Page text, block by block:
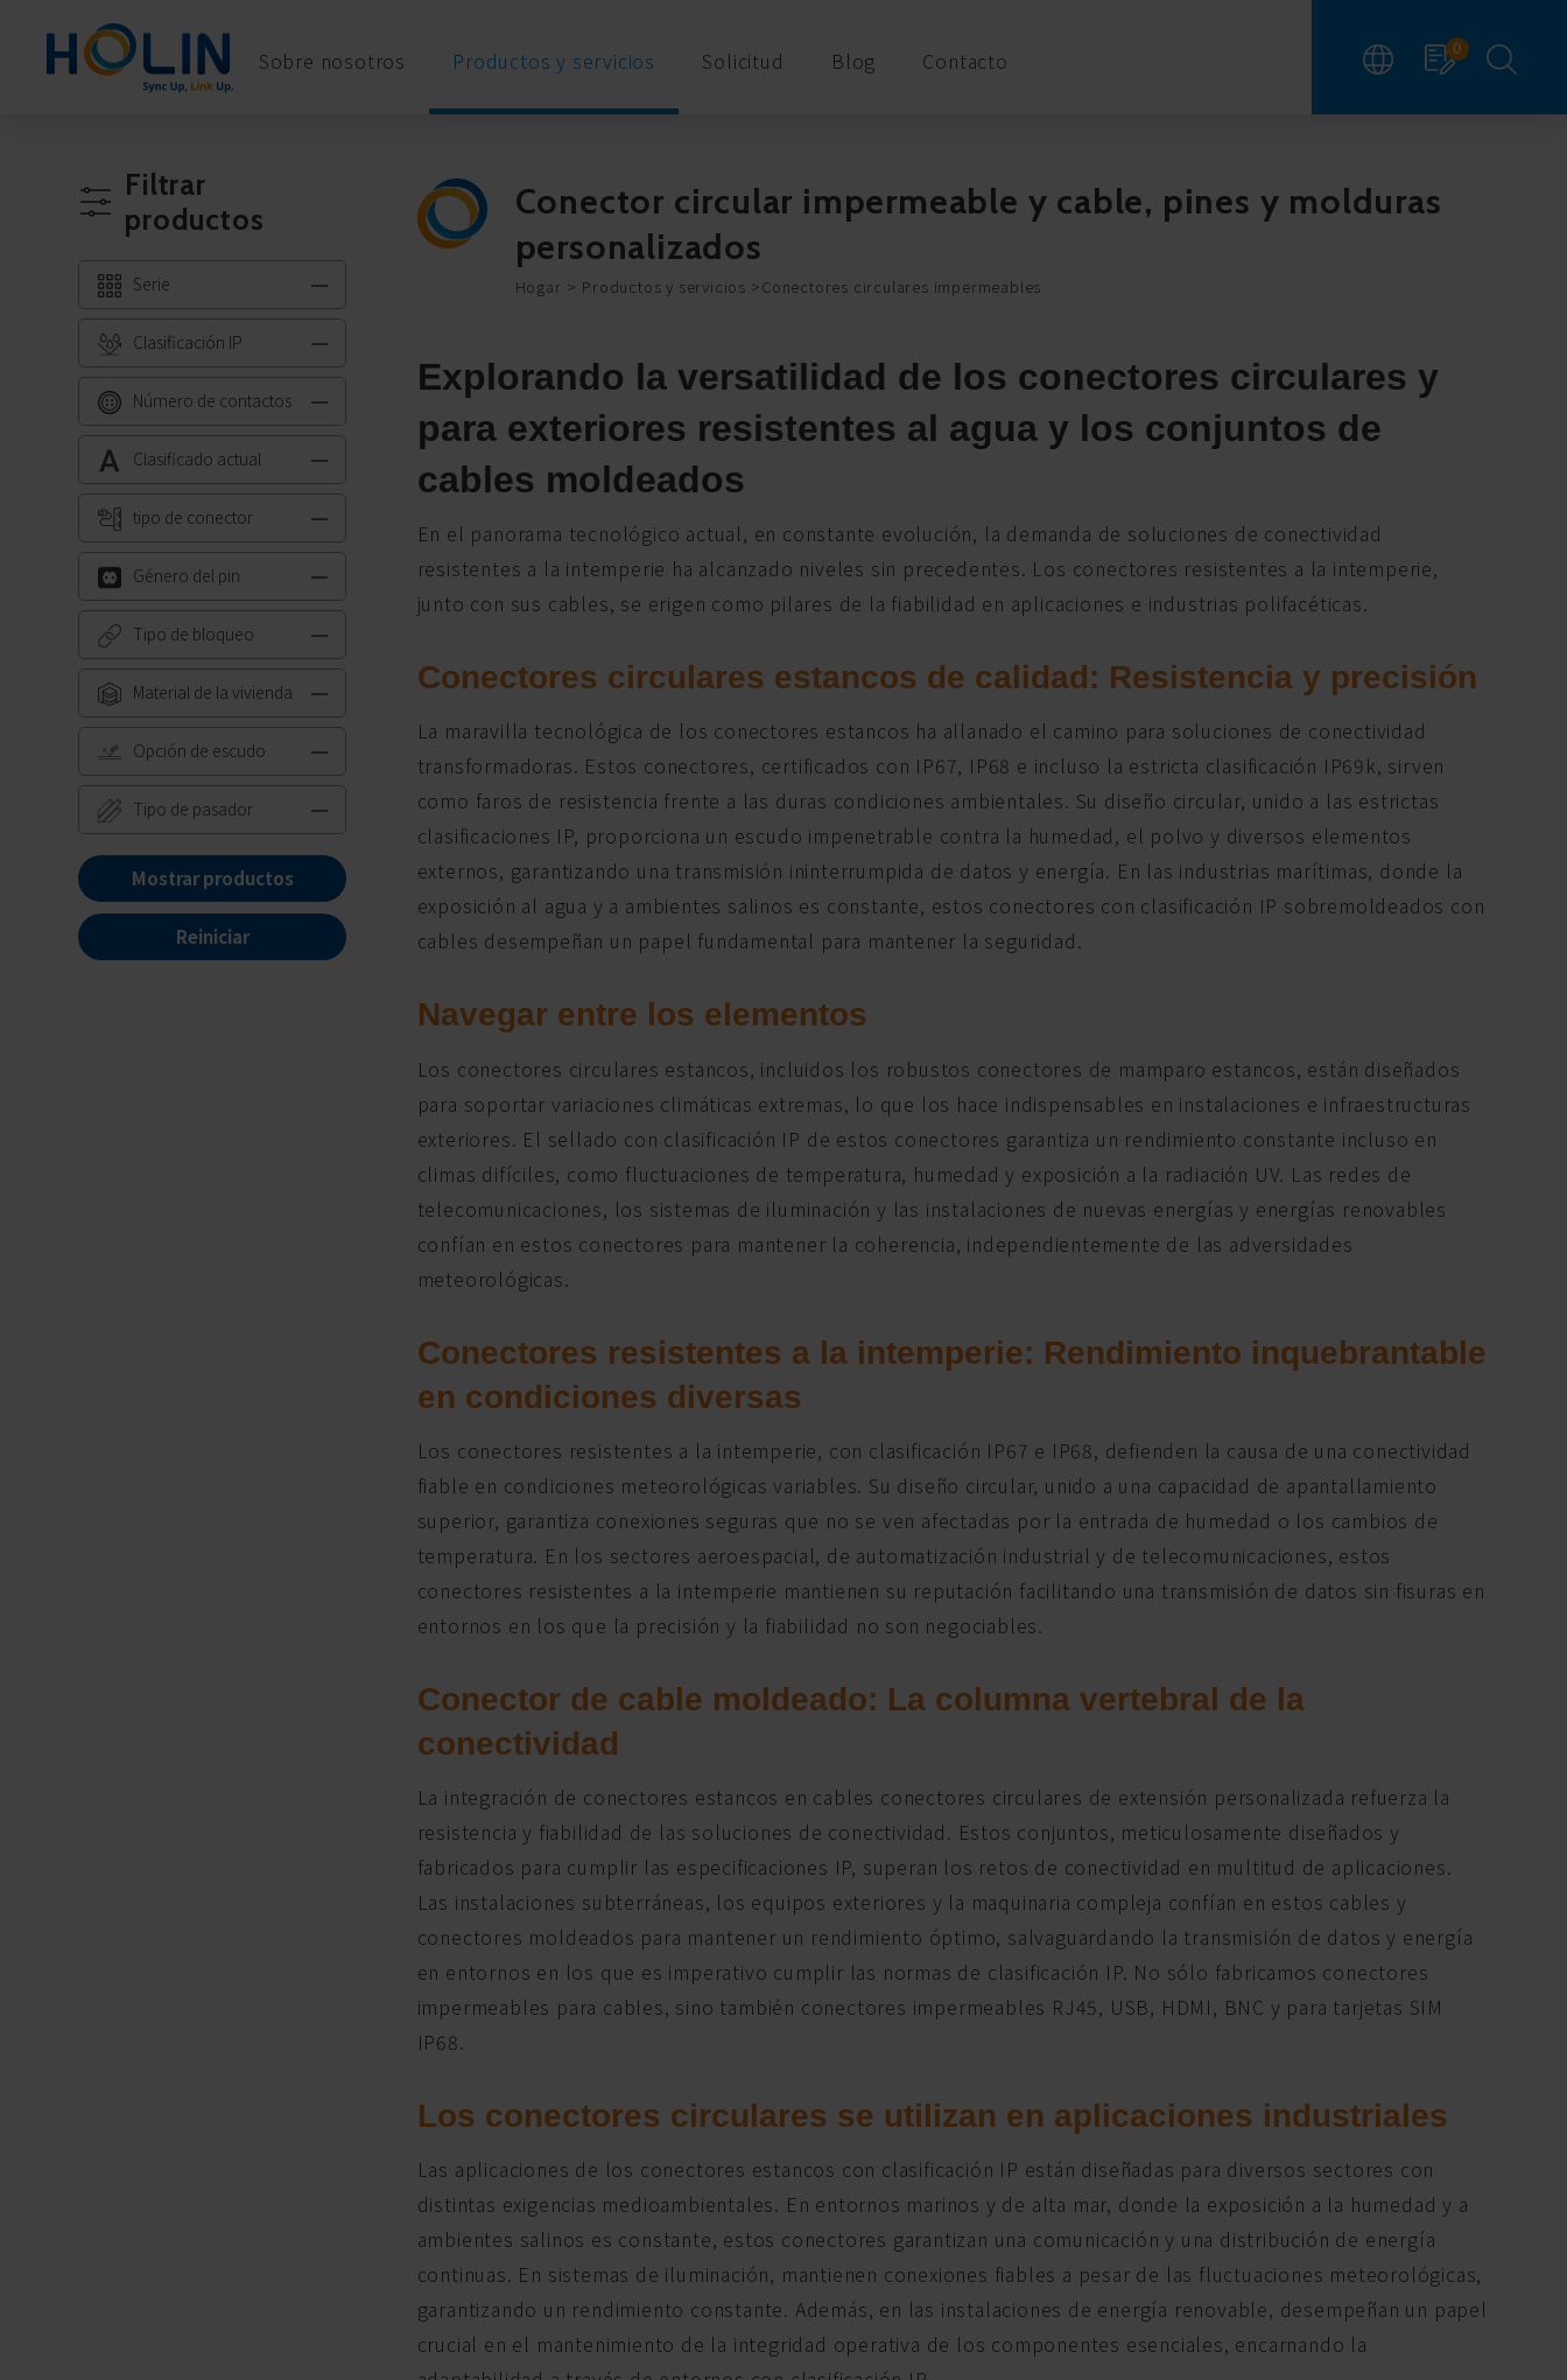
0
Sobre nosotros Productos y servicios Solicitud Blog Contacto
Filtrar
productos
Serie
Clasificación IP
Número de contactos
Clasificado actual
tipo de conector
Género del pin
Tipo de bloqueo
Material de la vivienda
Opción de escudo
Tipo de pasador
Mostrar productos
Reiniciar
Conector circular impermeable y cable, pines y molduras
personalizados
Hogar Productos y servicios Conectores circulares impermeables
Explorando la versatilidad de los conectores circulares y
para exteriores resistentes al agua y los conjuntos de
cables moldeados
En el panorama tecnológico actual, en constante evolución, la demanda de soluciones de conectividad
resistentes a la intemperie ha alcanzado niveles sin precedentes. Los conectores resistentes a la intemperie,
junto con sus cables, se erigen como pilares de la fiabilidad en aplicaciones e industrias polifacéticas.
Conectores circulares estancos de calidad: Resistencia y precisión
La maravilla tecnológica de los conectores estancos ha allanado el camino para soluciones de conectividad
transformadoras. Estos conectores, certificados con IP67, IP68 e incluso la estricta clasificación IP69k, sirven
como faros de resistencia frente a las duras condiciones ambientales. Su diseño circular, unido a las estrictas
clasificaciones IP, proporciona un escudo impenetrable contra la humedad, el polvo y diversos elementos
externos, garantizando una transmisión ininterrumpida de datos y energía. En las industrias marítimas, donde la
exposición al agua y a ambientes salinos es constante, estos conectores con clasificación IP sobremoldeados con
cables desempeñan un papel fundamental para mantener la seguridad.
Navegar entre los elementos
Los conectores circulares estancos, incluidos los robustos conectores de mamparo estancos, están diseñados
para soportar variaciones climáticas extremas, lo que los hace indispensables en instalaciones e infraestructuras
exteriores. El sellado con clasificación IP de estos conectores garantiza un rendimiento constante incluso en
climas difíciles, como fluctuaciones de temperatura, humedad y exposición a la radiación UV. Las redes de
telecomunicaciones, los sistemas de iluminación y las instalaciones de nuevas energías y energías renovables
confían en estos conectores para mantener la coherencia, independientemente de las adversidades
meteorológicas.
Conectores resistentes a la intemperie: Rendimiento inquebrantable
en condiciones diversas
Los conectores resistentes a la intemperie, con clasificación IP67 e IP68, defienden la causa de una conectividad
fiable en condiciones meteorológicas variables. Su diseño circular, unido a una capacidad de apantallamiento
superior, garantiza conexiones seguras que no se ven afectadas por la entrada de humedad o los cambios de
temperatura. En los sectores aeroespacial, de automatización industrial y de telecomunicaciones, estos
conectores resistentes a la intemperie mantienen su reputación facilitando una transmisión de datos sin fisuras en
entornos en los que la precisión y la fiabilidad no son negociables.
Conector de cable moldeado: La columna vertebral de la
conectividad
La integración de conectores estancos en cables conectores circulares de extensión personalizada refuerza la
resistencia y fiabilidad de las soluciones de conectividad. Estos conjuntos, meticulosamente diseñados y
fabricados para cumplir las especificaciones IP, superan los retos de conectividad en multitud de aplicaciones.
Las instalaciones subterráneas, los equipos exteriores y la maquinaria compleja confían en estos cables y
conectores moldeados para mantener un rendimiento óptimo, salvaguardando la transmisión de datos y energía
en entornos en los que es imperativo cumplir las normas de clasificación IP. No sólo fabricamos conectores
impermeables para cables, sino también conectores impermeables RJ45, USB, HDMI, BNC y para tarjetas SIM
IP68.
Los conectores circulares se utilizan en aplicaciones industriales
Las aplicaciones de los conectores estancos con clasificación IP están diseñadas para diversos sectores con
distintas exigencias medioambientales. En entornos marinos y de alta mar, donde la exposición a la humedad y a
ambientes salinos es constante, estos conectores garantizan una comunicación y una distribución de energía
continuas. En sistemas de iluminación, mantienen conexiones fiables a pesar de las fluctuaciones meteorológicas,
garantizando un rendimiento constante. Además, en las instalaciones de energía renovable, desempeñan un papel
crucial en el mantenimiento de la integridad operativa de los componentes esenciales, encarnando la
Panel de gestión de cookies